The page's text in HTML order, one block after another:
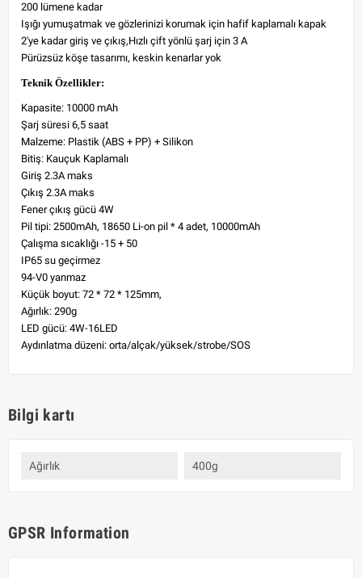
200 lümene kadar
Işığı yumuşatmak ve gözlerinizi korumak için hafif kaplamalı kapak
2'ye kadar giriş ve çıkış,Hızlı çift yönlü şarj için 3 A
Pürüzsüz köşe tasarımı, keskin kenarlar yok
Teknik Özellikler:
Kapasite: 10000 mAh
Şarj süresi 6,5 saat
Malzeme: Plastik (ABS + PP) + Silikon
Bitiş: Kauçuk Kaplamalı
Giriş 2.3A maks
Çıkış 2.3A maks
Fener çıkış gücü 4W
Pil tipi: 2500mAh, 18650 Li-on pil * 4 adet, 10000mAh
Çalışma sıcaklığı -15 + 50
IP65 su geçirmez
94-V0 yanmaz
Küçük boyut: 72 * 72 * 125mm,
Ağırlık: 290g
LED gücü: 4W-16LED
Aydınlatma düzeni: orta/alçak/yüksek/strobe/SOS
Bilgi kartı
Ağırlık 400g
GPSR Information